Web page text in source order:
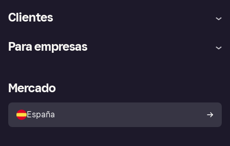
Clientes
Inicio de sesión
Directorio de tiendas
Política de protección al
comprador de Klarna
Reclamaciones
Para empresas
Acceso empresas
Mercado
España